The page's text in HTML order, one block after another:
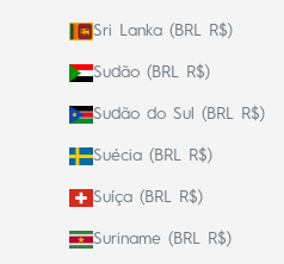
Sri Lanka (BRL R$)
Sudão (BRL R$)
Sudão do Sul (BRL R$)
Suécia (BRL R$)
Suíça (BRL R$)
Suriname (BRL R$)